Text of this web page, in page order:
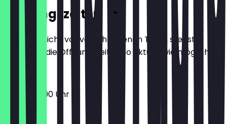
Öffnungszeiten
Damit du nicht vor verschlossenen Türen stehst,
halten wir die Öffnungszeiten so aktuell wie möglich.
07:00 - 13:00 Uhr